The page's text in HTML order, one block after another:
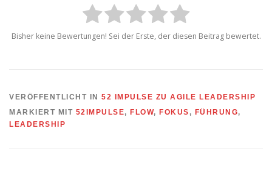
Bisher keine Bewertungen! Sei der Erste, der diesen Beitrag bewertet.
VERÖFFENTLICHT IN 52 IMPULSE ZU AGILE LEADERSHIP
MARKIERT MIT 52IMPULSE, FLOW, FOKUS , FÜHRUNG,
LEADERSHIP